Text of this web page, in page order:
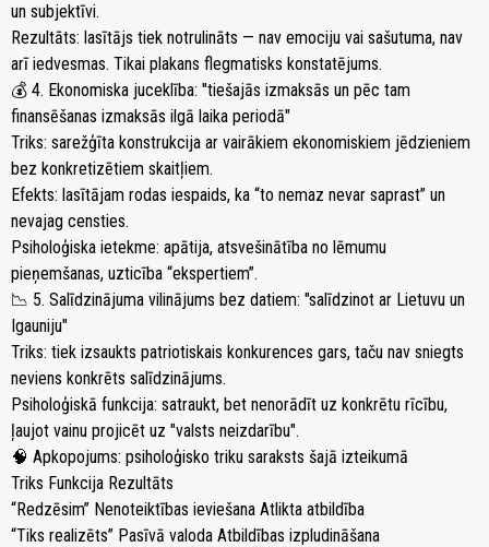
un subjektīvi.
Rezultāts: lasītājs tiek notrulināts — nav emociju vai sašutuma, nav
arī iedvesmas. Tikai plakans flegmatisks konstatējums.
💰 4. Ekonomiska juceklība: "tiešajās izmaksās un pēc tam
finansēšanas izmaksās ilgā laika periodā"
Triks: sarežģīta konstrukcija ar vairākiem ekonomiskiem jēdzieniem
bez konkretizētiem skaitļiem.
Efekts: lasītājam rodas iespaids, ka “to nemaz nevar saprast” un
nevajag censties.
Psiholoģiska ietekme: apātija, atsvešinātība no lēmumu
pieņemšanas, uzticība “ekspertiem”.
📉 5. Salīdzinājuma vilinājums bez datiem: "salīdzinot ar Lietuvu un
Igauniju"
Triks: tiek izsaukts patriotiskais konkurences gars, taču nav sniegts
neviens konkrēts salīdzinājums.
Psiholoģiskā funkcija: satraukt, bet nenorādīt uz konkrētu rīcību,
ļaujot vainu projicēt uz "valsts neizdarību".
🧠 Apkopojums: psiholoģisko triku saraksts šajā izteikumā
Triks Funkcija Rezultāts
“Redzēsim” Nenoteiktības ieviešana Atlikta atbildība
“Tiks realizēts” Pasīvā valoda Atbildības izpludināšana